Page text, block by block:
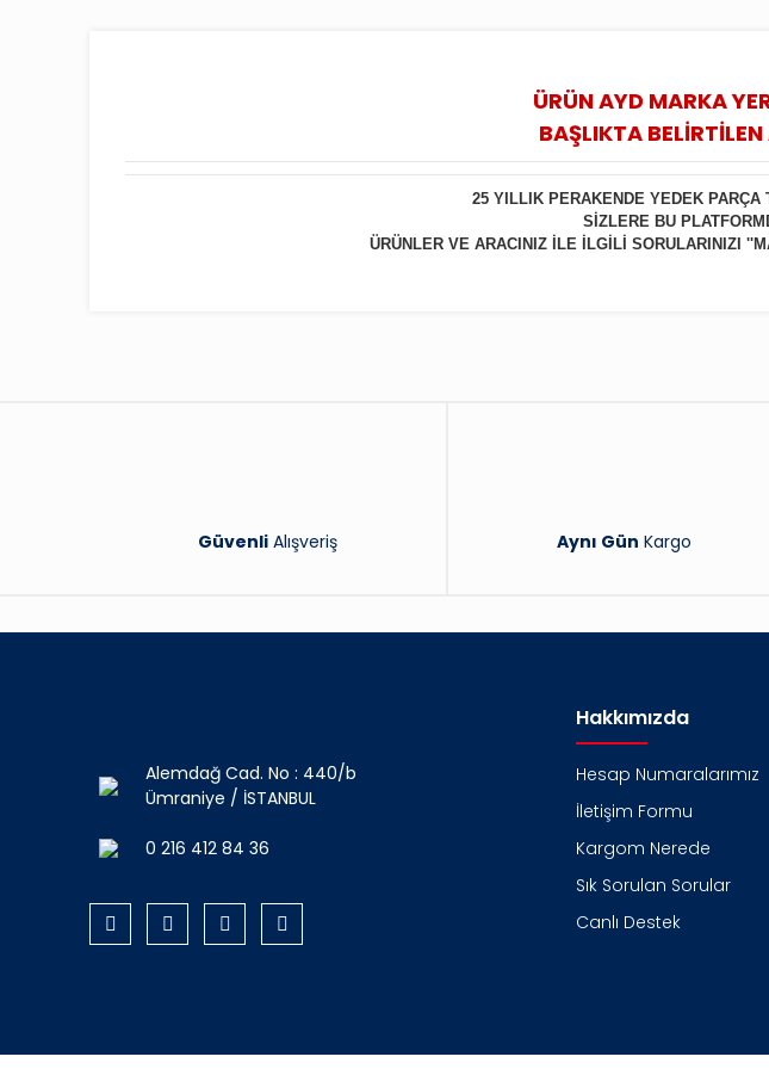
ÜRÜN AYD MARKA
BAŞLIKTA
25 YILLIK PERAKENDE YEDEK
SİZLERE BU
ÜRÜNLER VE ARACINIZ İLE İLGİLİ SORULARINIZI
GüvenliAlışveriş Aynı Gün Kargo
Alemdağ Cad. No : 440/b
Ümraniye / İSTANBUL
0 216 412 84 36
Hakkımızda
Hesap Numaralarımız
İletişim Formu
Kargom Nerede
Sık Sorulan Sorular
Canlı Destek